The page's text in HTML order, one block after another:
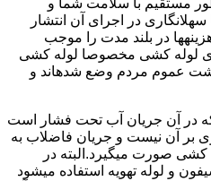
سهلانگاری در اجرای آن انتشار
در بلند مدت را موجب
لوله کشی مخصوصا لوله کشی
عموم مردم وضع شدهاند و
در آن جریان آب تحت فشار است
بر آن نیست و جریان فاضلاب به
صورت میگیرد.البته در
و لوله تهویه استفاده میشود